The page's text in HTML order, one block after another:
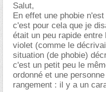
Salut,
En effet une phobie
c'est pour cela que je
était un peu rapide
violet (comme le
situation (de phobie)
c'est un petit peu le
ordonné et une
rangement : il y a un